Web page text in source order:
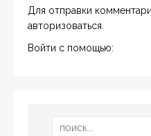
Для отправки
авторизоваться
Войти с помощью: